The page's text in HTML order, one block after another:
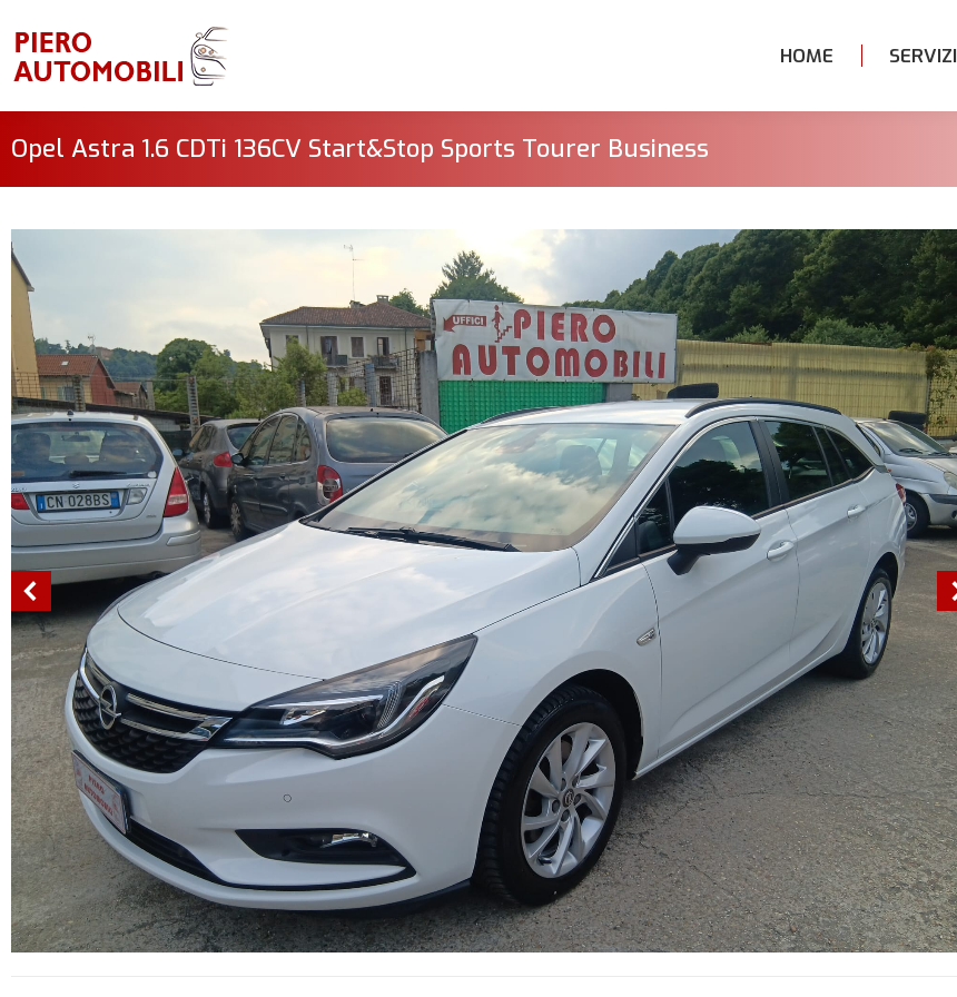
HOME SERVIZI
Opel Astra 1.6 CDTi 136CV Start&Stop Sports Tourer Business